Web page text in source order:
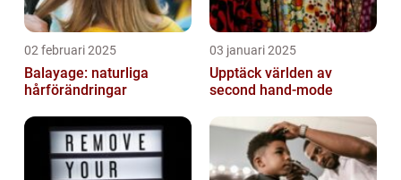
02 februari 2025
Balayage: naturliga
hårförändringar
03 januari 2025
Upptäck världen av
second hand-mode